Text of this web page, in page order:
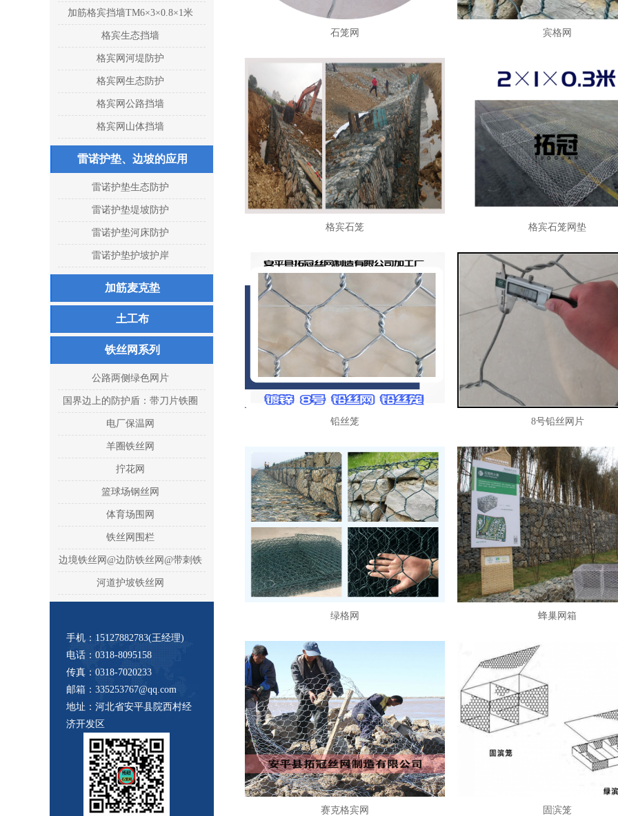
加筋格宾挡墙TM6×3×0.8×1米
格宾生态挡墙
格宾网河堤防护
格宾网生态防护
格宾网公路挡墙
格宾网山体挡墙
雷诺护垫、边坡的应用
雷诺护垫生态防护
雷诺护垫堤坡防护
雷诺护垫河床防护
雷诺护垫护坡护岸
加筋麦克垫
土工布
铁丝网系列
公路两侧绿色网片
国界边上的防护盾：带刀片铁圈
——刺丝滚笼
电厂保温网
羊圈铁丝网
拧花网
篮球场钢丝网
体育场围网
铁丝网围栏
边境铁丝网@边防铁丝网@带刺铁
丝@带刺铁丝绳
河道护坡铁丝网
手机：15127882783(王经理)
电话：0318-8095158
传真：0318-7020233
邮箱：335253767@qq.com
地址：河北省安平县院西村经
济开发区
石笼网 宾格网
格宾石笼 格宾石笼网垫
铅丝笼 8号铅丝网片
绿格网 蜂巢网箱
赛克格宾网 固滨笼